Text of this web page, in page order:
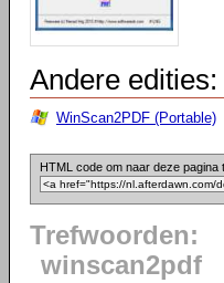
Andere edities:
WinScan2PDF (Portable)
HTML code om naar deze pagina
Trefwoorden:
winscan2pdf